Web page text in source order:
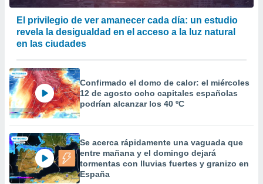
El privilegio de ver amanecer cada día: un estudio
revela la desigualdad en el acceso a la luz natural
en las ciudades
Confirmado el domo de calor: el miércoles
12 de agosto ocho capitales españolas
podrían alcanzar los 40 ºC
Se acerca rápidamente una vaguada que
entre mañana y el domingo dejará
tormentas con lluvias fuertes y granizo en
España